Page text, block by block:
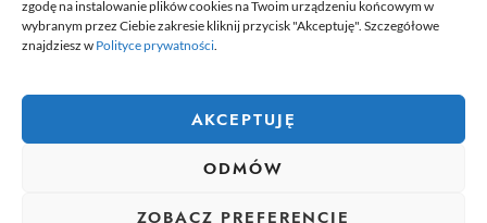
zgodę na instalowanie plików cookies na Twoim urządzeniu końcowym w
wybranym przez Ciebie zakresie kliknij przycisk "Akceptuję". Szczegółowe
znajdziesz w Polityce prywatności.
AKCEPTUJĘ
ODMÓW
ZOBACZ PREFERENCJE
Delphinus to miejsce, gdzie znajdziesz newsy, które przydadzą się
tobie w codziennym życiu. Na stronie umieszczamy także ciekawe
chcesz się podzielić swoją wiedzą z innymi. Dołącz do nas.
Dołącz do naszej redakcji i zacznij tworzyć i dzielić się swoją
wiedzą z innymi.